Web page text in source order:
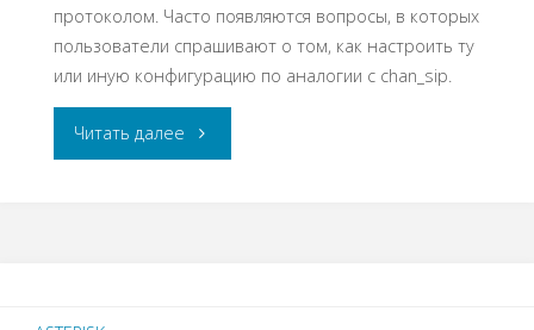
протоколом. Часто появляются вопросы, в которых
пользователи спрашивают о том, как настроить ту
или иную конфигурацию по аналогии с chan_sip.
Читать далее «Настройка